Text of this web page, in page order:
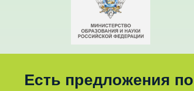
Есть предложения